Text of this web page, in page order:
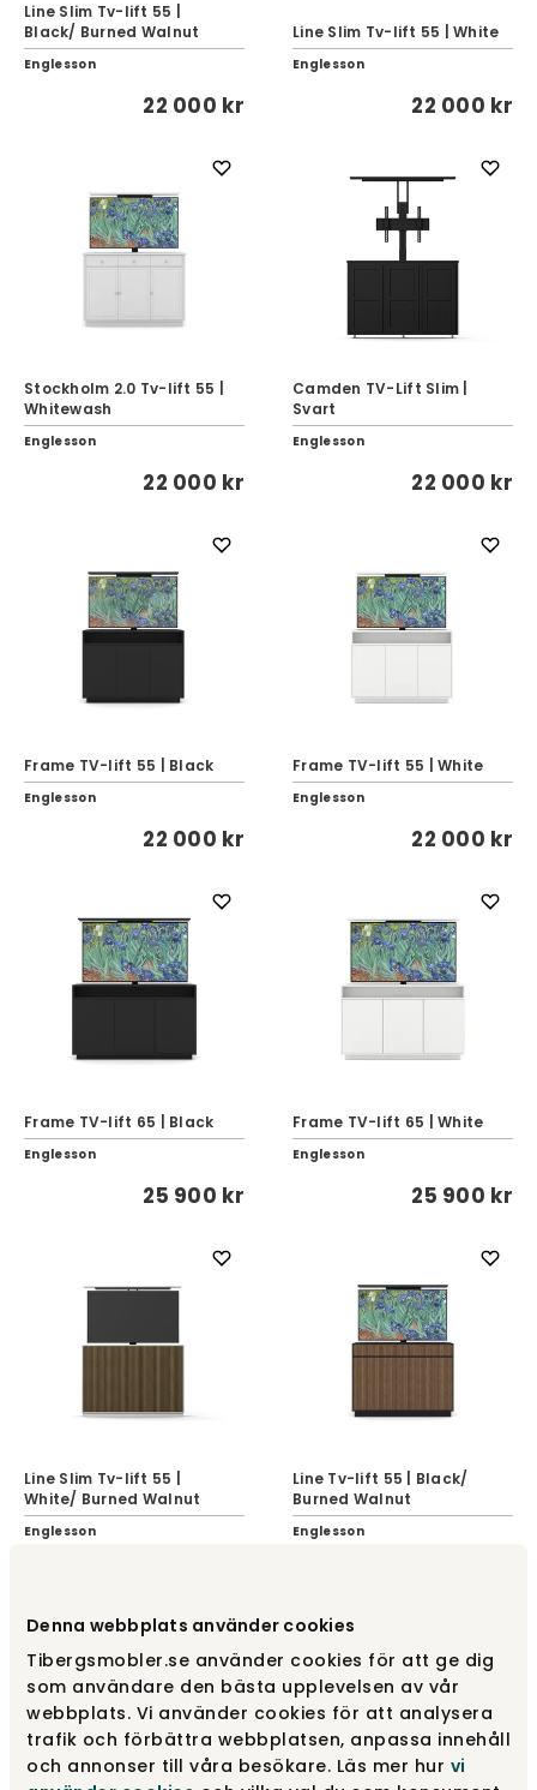
Denna webbplats använder cookies
Tibergsmobler.se använder cookies för att ge dig
som användare den bästa upplevelsen av vår
webbplats. Vi använder cookies för att analysera
trafik och förbättra webbplatsen, anpassa innehåll
och annonser till våra besökare. Läs mer hur vi
Line Slim Tv-lift 55 |
Black/ Burned Walnut
Englesson
22 000 kr
Line Slim Tv-lift 55 | White
Englesson
22 000 kr
Stockholm 2.0 Tv-lift 55 |
Whitewash
Englesson
22 000 kr
Camden TV-Lift Slim |
Svart
Englesson
22 000 kr
Frame TV-lift 55 | Black
Englesson
22 000 kr
Frame TV-lift 55 | White
Englesson
22 000 kr
Frame TV-lift 65 | Black
Englesson
25 900 kr
Frame TV-lift 65 | White
Englesson
25 900 kr
Line Slim Tv-lift 55 |
White/ Burned Walnut
Englesson
Line Tv-lift 55 | Black/
Burned Walnut
Englesson